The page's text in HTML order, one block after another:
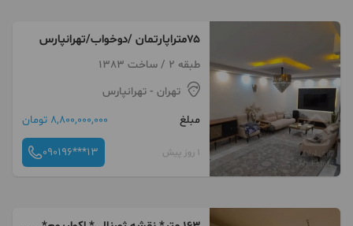
۷۵متراپارتمان /دوخواب/تهرانپارس
طبقه 2 / ساخت 1383
تهران - تهرانپارس
مبلغ
8,800,000,000 تومان
1 روز پیش 090196***13